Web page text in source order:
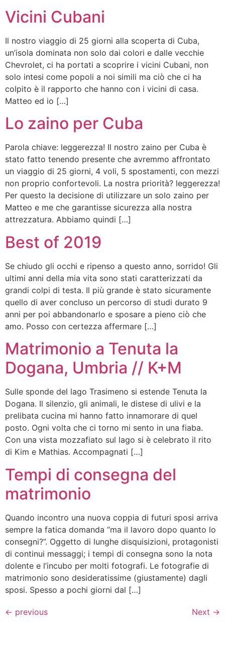
Vicini Cubani
Il nostro viaggio di 25 giorni alla scoperta di Cuba,
un’isola dominata non solo dai colori e dalle vecchie
Chevrolet, ci ha portati a scoprire i vicini Cubani, non
solo intesi come popoli a noi simili ma ciò che ci ha
colpito è il rapporto che hanno con i vicini di casa.
Matteo ed io […]
Lo zaino per Cuba
Parola chiave: leggerezza! Il nostro zaino per Cuba è
stato fatto tenendo presente che avremmo affrontato
un viaggio di 25 giorni, 4 voli, 5 spostamenti, con mezzi
non proprio confortevoli. La nostra priorità? leggerezza!
Per questo la decisione di utilizzare un solo zaino per
Matteo e me che garantisse sicurezza alla nostra
attrezzatura. Abbiamo quindi […]
Best of 2019
Se chiudo gli occhi e ripenso a questo anno, sorrido! Gli
ultimi anni della mia vita sono stati caratterizzati da
grandi colpi di testa. Il più grande è stato sicuramente
quello di aver concluso un percorso di studi durato 9
anni per poi abbandonarlo e sposare a pieno ciò che
amo. Posso con certezza affermare […]
Matrimonio a Tenuta la
Dogana, Umbria // K+M
Sulle sponde del lago Trasimeno si estende Tenuta la
Dogana. Il silenzio, gli animali, le distese di ulivi e la
prelibata cucina mi hanno fatto innamorare di quel
posto. Ogni volta che ci torno mi sento in una fiaba.
Con una vista mozzafiato sul lago si è celebrato il rito
di Kim e Mathias. Accompagnati […]
Tempi di consegna del
matrimonio
Quando incontro una nuova coppia di futuri sposi arriva
sempre la fatica domanda “ma il lavoro dopo quanto lo
consegni?”. Oggetto di lunghe disquisizioni, protagonisti
di continui messaggi; i tempi di consegna sono la nota
dolente e l’incubo per molti fotografi. Le fotografie di
matrimonio sono desideratissime (giustamente) dagli
sposi. Spesso a pochi giorni dal […]
← previous Next →